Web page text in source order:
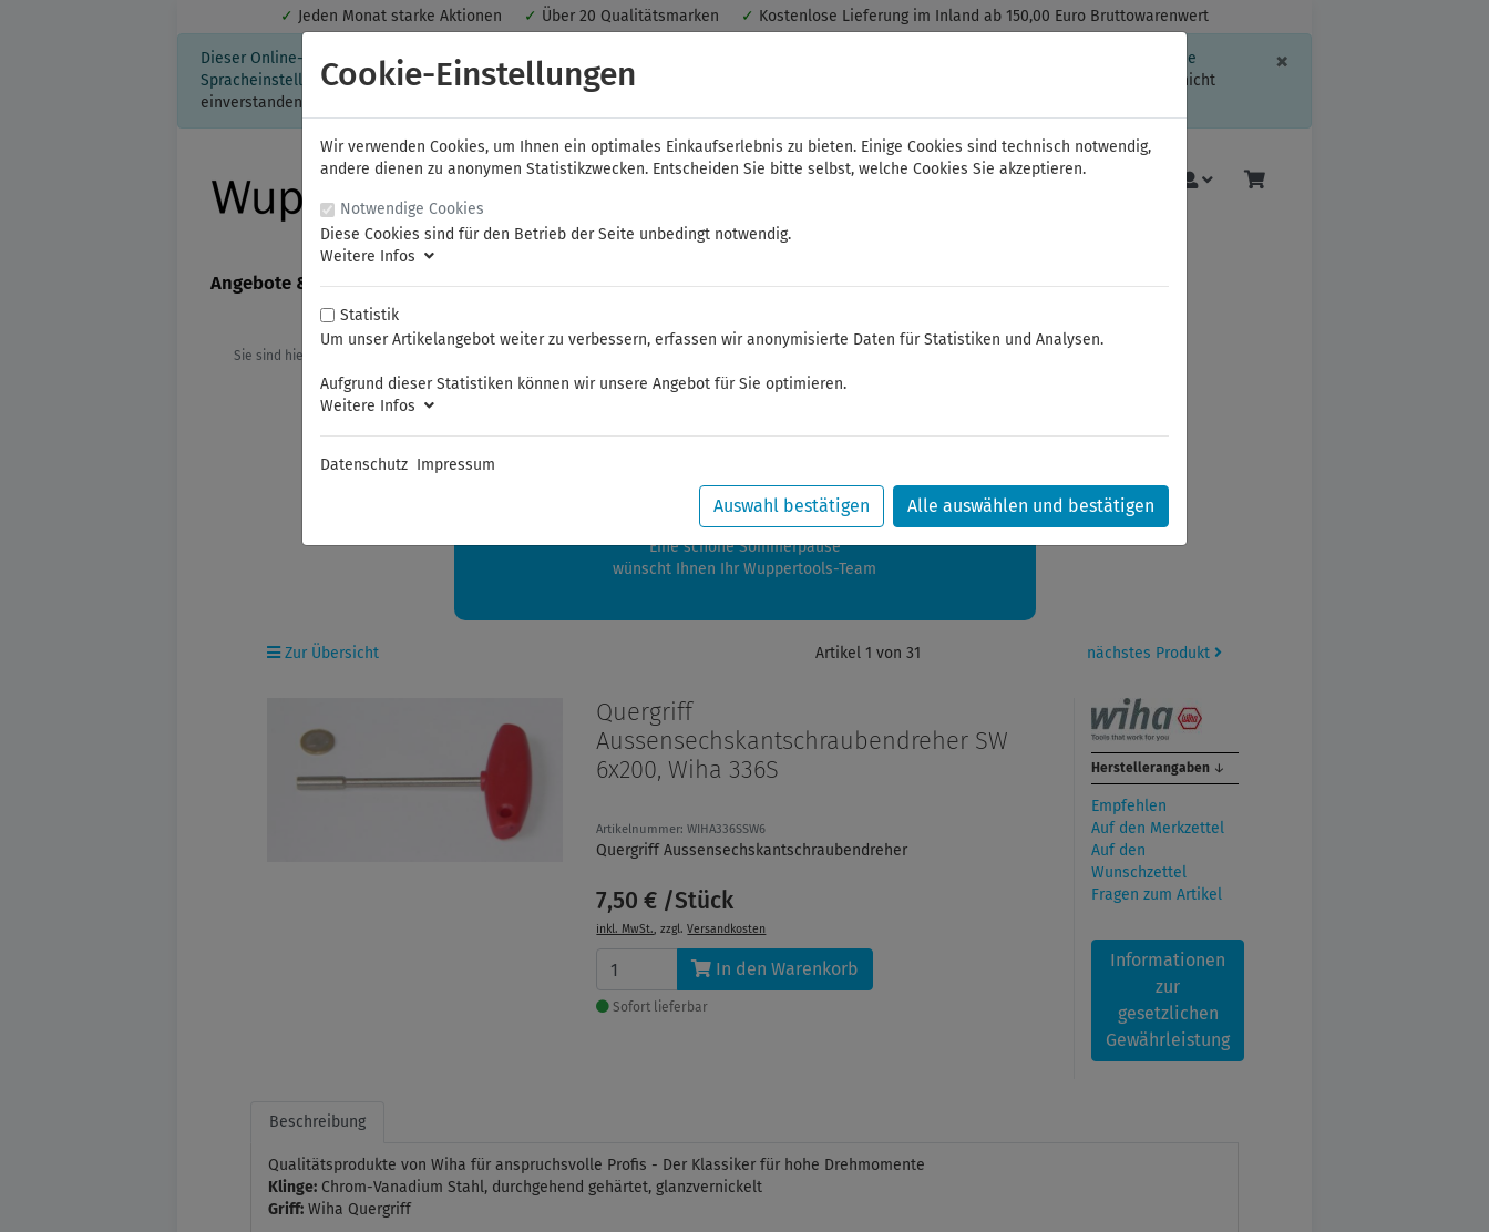
✓ Jeden Monat starke Aktionen ✓ Über 20 Qualitätsmarken ✓ Kostenlose Lieferung im Inland ab 150,00 Euro Bruttowarenwert
×
Dieser Online-Shop verwendet Cookies für ein optimales Einkaufserlebnis. Dabei werden beispielsweise die Session-Informationen oder die
Spracheinstellung auf Ihrem Rechner gespeichert. Ohne Cookies ist der Funktionsumfang des Online-Shops eingeschränkt.
Sind Sie damit nicht
einverstanden, klicken Sie bitte hier.
Angebote & Neuheiten FAMAG NWS ELORA FELO Bauer & Böcker Mehr
Sie sind hier:
Sommerferien
zwischen 28.07.2026 und 21.08.2026 machen auch wir Urlaub.
Ihre Bestellungen in diesem Zeitraum werden ab dem 24.08.2026 verschickt.
Eine schöne Sommerpause
wünscht Ihnen Ihr Wuppertools-Team
Zur Übersicht Artikel 1 von 31 nächstes Produkt
Quergriff
Aussensechskantschraubendreher SW
6x200, Wiha 336S
Artikelnummer: WIHA336SSW6
Quergriff Aussensechskantschraubendreher
7,50 € /Stück
inkl. MwSt., zzgl.Versandkosten
In den Warenkorb
Sofort lieferbar
Herstellerangaben ↓
Empfehlen
Auf den Merkzettel
Auf den
Wunschzettel
Fragen zum Artikel
Informationen
zur
gesetzlichen
Gewährleistung
Beschreibung
Qualitätsprodukte von Wiha für anspruchsvolle Profis - Der Klassiker für hohe Drehmomente
Klinge: Chrom-Vanadium Stahl, durchgehend gehärtet, glanzvernickelt
Griff: Wiha Quergriff
Cookie-Einstellungen
Wir verwenden Cookies, um Ihnen ein optimales Einkaufserlebnis zu bieten. Einige Cookies sind technisch notwendig,
andere dienen zu anonymen Statistikzwecken. Entscheiden Sie bitte selbst, welche Cookies Sie akzeptieren.
Notwendige Cookies
Diese Cookies sind für den Betrieb der Seite unbedingt notwendig.
Weitere Infos
Statistik
Um unser Artikelangebot weiter zu verbessern, erfassen wir anonymisierte Daten für Statistiken und Analysen.
Aufgrund dieser Statistiken können wir unsere Angebot für Sie optimieren.
Weitere Infos
Datenschutz Impressum
Auswahl bestätigen Alle auswählen und bestätigen